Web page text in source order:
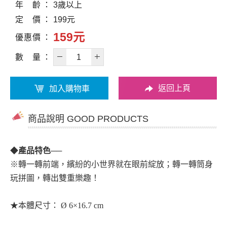
年
齡
3歲以上
定
價 199元
優惠價 159元
數 量
加入購物車 返回上頁
商品說明 GOOD PRODUCTS
◆產品特色──
※轉一轉前端，繽紛的小世界就在眼前綻放；轉一轉筒身
玩拼圖，轉出雙重樂趣！
★本體尺寸： Ø 6×16.7 cm